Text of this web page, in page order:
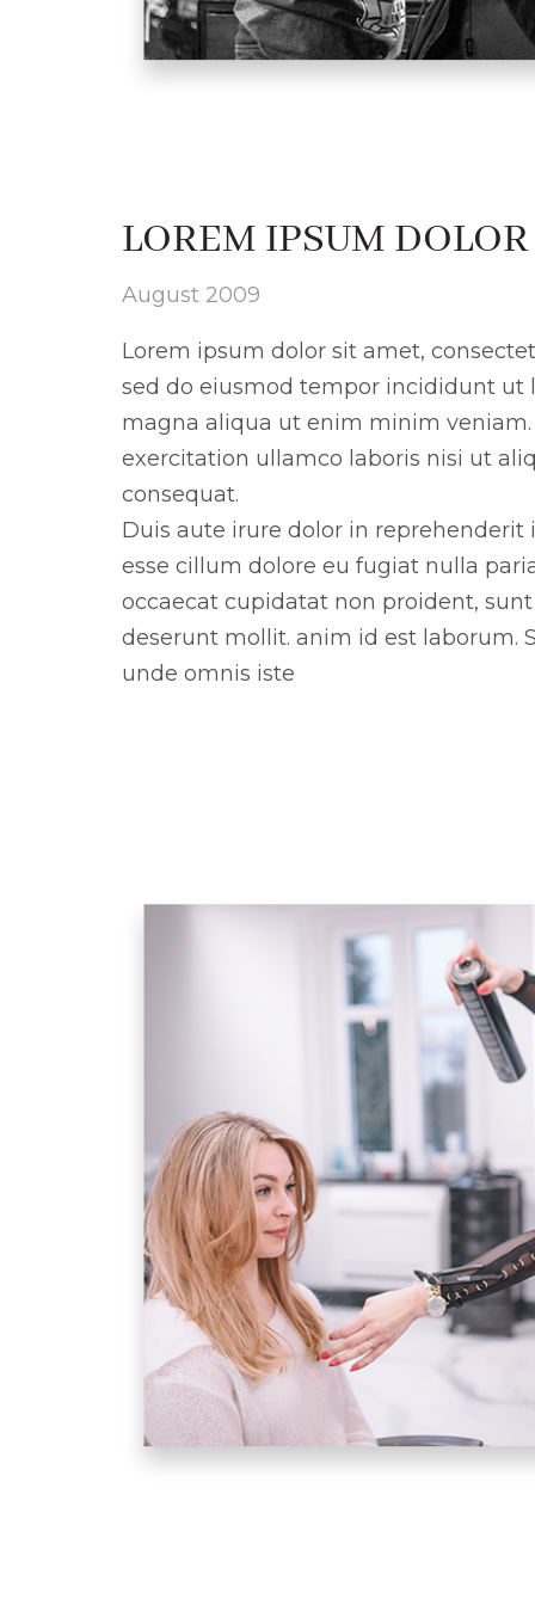
LOREM IPSUM
August 2009
Lorem ipsum dolor sit amet,
sed do eiusmod tempor incididunt ut
magna aliqua ut enim minim
exercitation ullamco laboris nisi ut
consequat.
Duis aute irure dolor in reprehenderit
esse cillum dolore eu fugiat nulla
occaecat cupidatat non proident,
deserunt mollit. anim id est laborum.
unde omnis iste